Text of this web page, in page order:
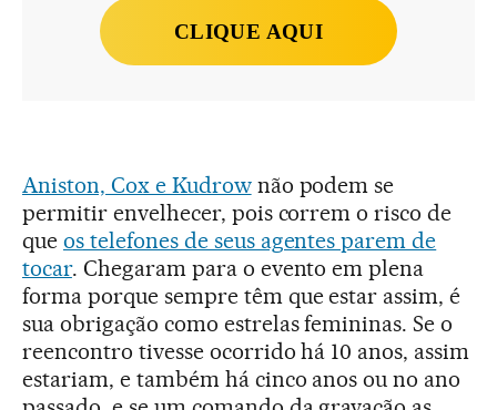
CLIQUE AQUI
Aniston, Cox e Kudrownão podem se
permitir envelhecer, pois correm o risco de
que os telefones de seus agentes parem de
tocar. Chegaram para o evento em plena
forma porque sempre têm que estar assim, é
sua obrigação como estrelas femininas. Se o
reencontro tivesse ocorrido há 10 anos, assim
estariam, e também há cinco anos ou no ano